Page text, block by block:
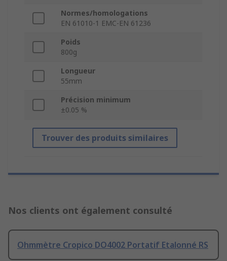
Normes/homologations
EN 61010-1 EMC-EN 61236
Poids
800g
Longueur
55mm
Précision minimum
±0.05 %
Trouver des produits similaires
Nos clients ont également consulté
Ohmmètre Cropico DO4002 Portatif Etalonné RS